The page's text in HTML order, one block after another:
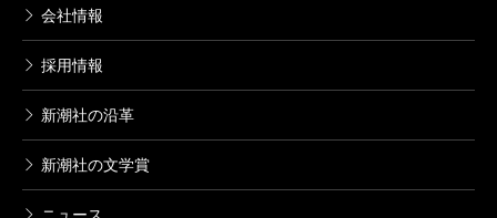
会社情報
採用情報
新潮社の沿革
新潮社の文学賞